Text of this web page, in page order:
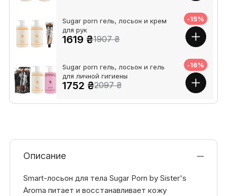
Sugar porn гель, лосьон и крем
для рук
1907 ₴
1619 ₴
-15%
Sugar porn гель, лосьон и гель
для личной гигиены
2097 ₴
1752 ₴
-16%
Описание
Smart-лосьон для тела Sugar Porn by Sister's
Aroma питает и восстанавливает кожу